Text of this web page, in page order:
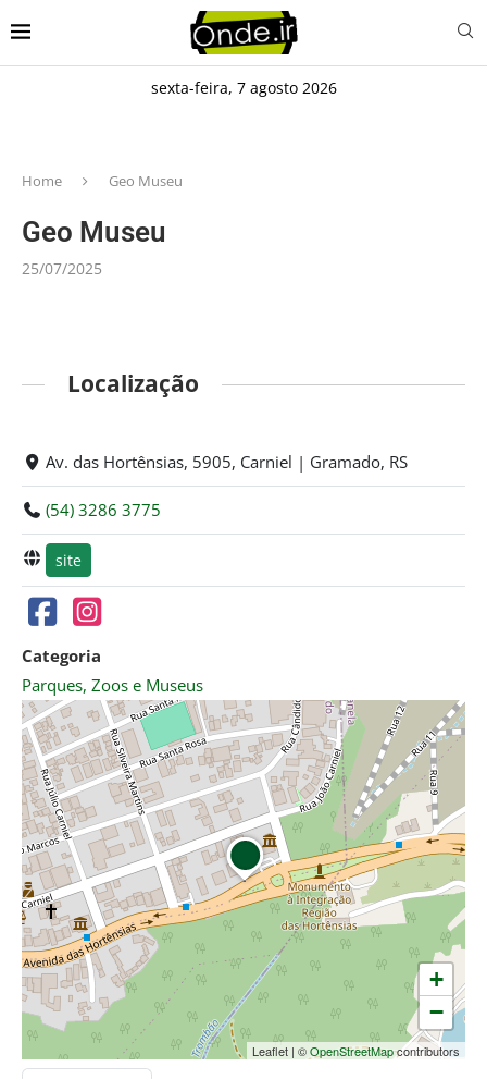
sexta-feira, 7 agosto 2026
Home Geo Museu
Geo Museu
25/07/2025
Localização
Av. das Hortênsias, 5905, Carniel | Gramado, RS
(54) 3286 3775
site
Categoria
Parques, Zoos e Museus
+
−
Leaflet | ©OpenStreetMapcontributors